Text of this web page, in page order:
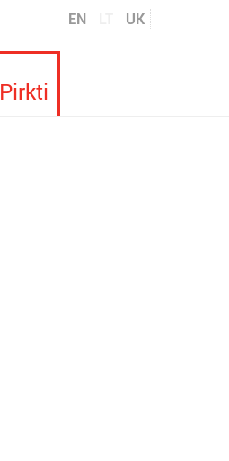
Pirkti
EN UK